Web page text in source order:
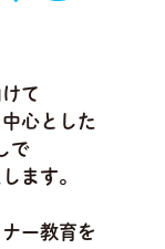
て
心とした
で
ます。
ー教育を